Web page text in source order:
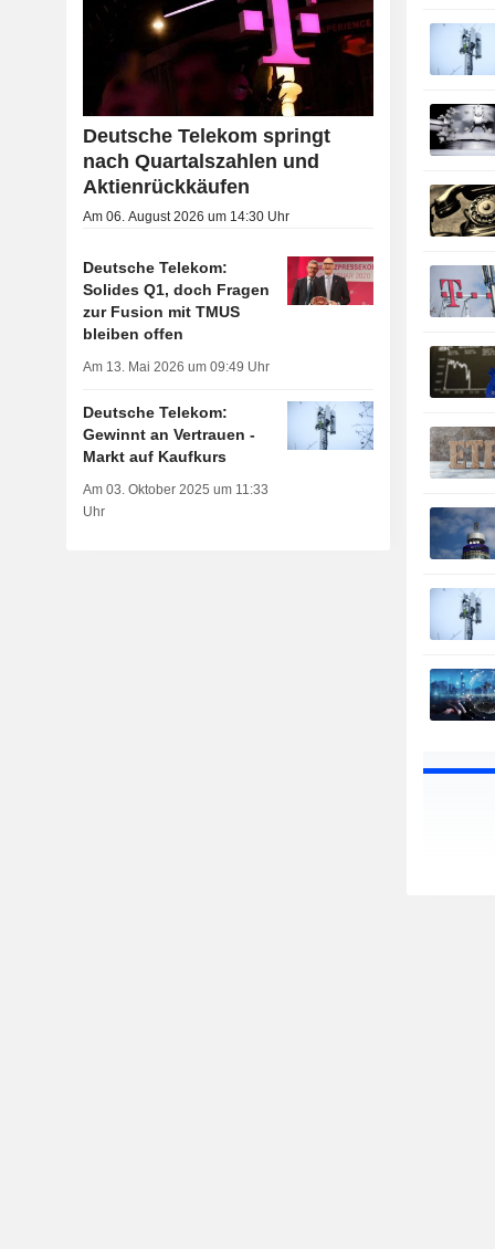
Deutsche Telekom springt
nach Quartalszahlen und
Aktienrückkäufen
Am 06. August 2026 um 14:30 Uhr
Deutsche Telekom:
Solides Q1, doch Fragen
zur Fusion mit TMUS
bleiben offen
Am 13. Mai 2026 um 09:49 Uhr
Deutsche Telekom:
Gewinnt an Vertrauen -
Markt auf Kaufkurs
Am 03. Oktober 2025 um 11:33
Uhr